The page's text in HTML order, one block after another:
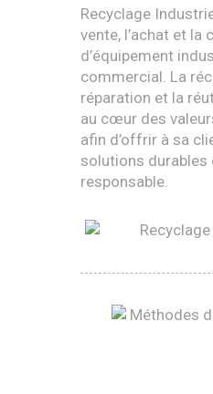
Recyclage
vente, l’achat et la
d’équipement
commercial. La
réparation et la
au cœur des
afin d’offrir à sa
solutions durables
responsable.